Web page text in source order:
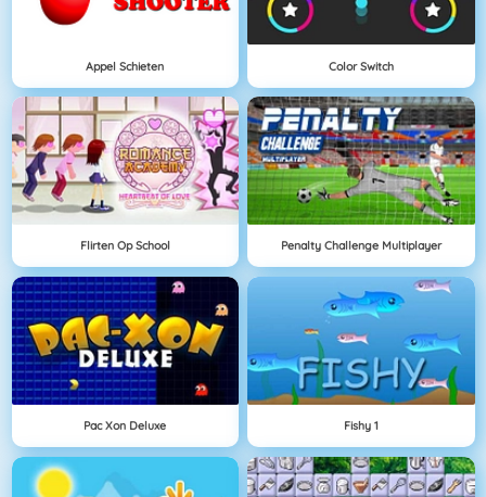
Appel Schieten Color Switch
Flirten Op School Penalty Challenge Multiplayer
Pac Xon Deluxe Fishy 1